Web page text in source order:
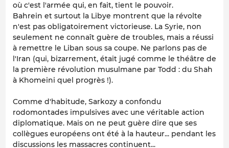
où c'est l'armée qui, en fait, tient le pouvoir.
Bahrein et surtout la Libye montrent que la révolte
n'est pas obligatoirement victorieuse. La Syrie, non
seulement ne connaît guère de troubles, mais a réussi
à remettre le Liban sous sa coupe. Ne parlons pas de
l'Iran (qui, bizarrement, était jugé comme le théâtre de
la première révolution musulmane par Todd : du Shah
à Khomeini quel progrès !).
Comme d'habitude, Sarkozy a confondu
rodomontades impulsives avec une véritable action
diplomatique. Mais on ne peut guère dire que ses
collègues européens ont été à la hauteur... pendant les
discussions les massacres continuent...